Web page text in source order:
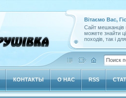
Вітаємо Вас,
Сайт мешканців
можете знайти
походів, так і
КОНТАКТЫ О НАС RSS